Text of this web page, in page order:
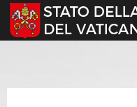
Seleziona la tua lingua